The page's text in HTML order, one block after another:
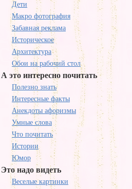
Дети
Макро фотография
Забавная реклама
Историческое
Архитектура
Обои на рабочий стол
А это интересно почитать
Полезно знать
Интересные факты
Анекдоты афоризмы
Умные слова
Что почитать
Истории
Юмор
Это надо видеть
Веселые картинки